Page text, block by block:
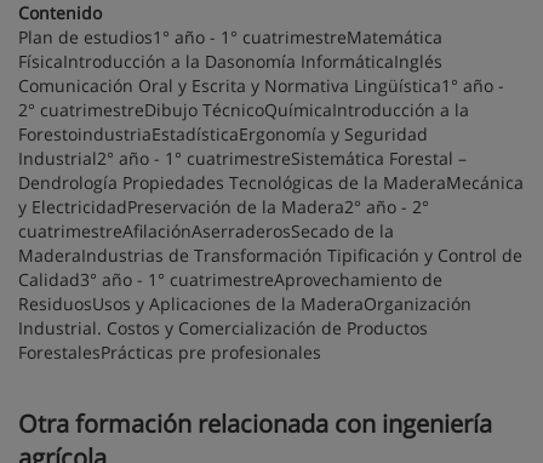
Contenido
Plan de estudios1° año - 1° cuatrimestreMatemática
FísicaIntroducción a la Dasonomía InformáticaInglés
Comunicación Oral y Escrita y Normativa Lingüística1° año -
2° cuatrimestreDibujo TécnicoQuímicaIntroducción a la
ForestoindustriaEstadísticaErgonomía y Seguridad
Industrial2° año - 1° cuatrimestreSistemática Forestal –
Dendrología Propiedades Tecnológicas de la MaderaMecánica
y ElectricidadPreservación de la Madera2° año - 2°
cuatrimestreAfilaciónAserraderosSecado de la
MaderaIndustrias de Transformación Tipificación y Control de
Calidad3° año - 1° cuatrimestreAprovechamiento de
ResiduosUsos y Aplicaciones de la MaderaOrganización
Industrial. Costos y Comercialización de Productos
ForestalesPrácticas pre profesionales
Otra formación relacionada con ingeniería